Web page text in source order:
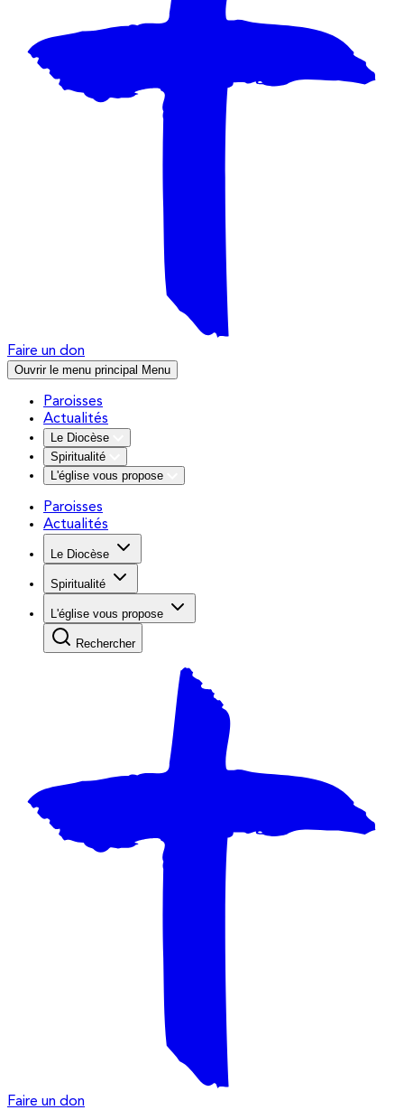
Faire un don
Ouvrir le menu principal Menu
Paroisses
Actualités
Le Diocèse
Spiritualité
L'église vous propose
Paroisses
Actualités
Le Diocèse
Spiritualité
L'église vous propose
Rechercher
Faire un don